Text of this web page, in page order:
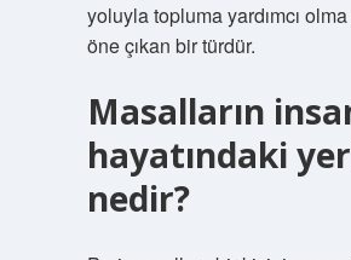
yoluyla topluma yardımcı
öne çıkan bir türdür.
Masalların
hayatındaki
nedir?